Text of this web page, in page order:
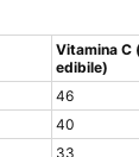
Vitamina C
edibile)
46
40
33